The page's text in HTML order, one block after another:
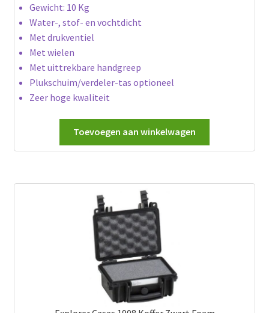
Gewicht: 10 Kg
Water-, stof- en vochtdicht
Met drukventiel
Met wielen
Met uittrekbare handgreep
Plukschuim/verdeler-tas optioneel
Zeer hoge kwaliteit
Toevoegen aan winkelwagen